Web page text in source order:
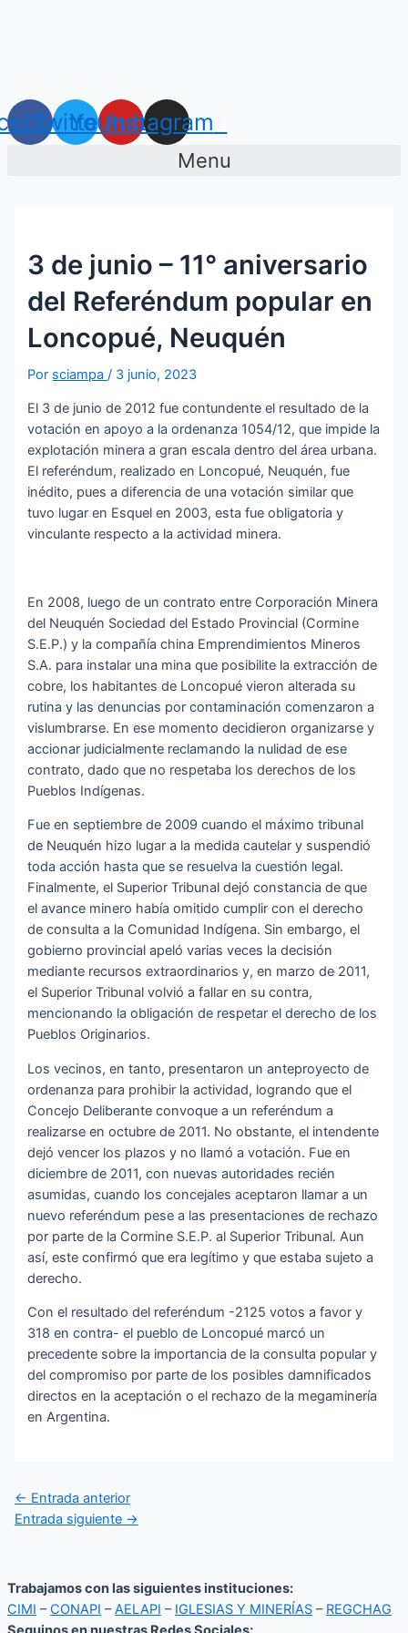
TwitterYoutube
Instagram
Menu
3 de junio – 11° aniversario
del Referéndum popular en
Loncopué, Neuquén
Por sciampa/ 3 junio, 2023
El 3 de junio de 2012 fue contundente el resultado de la
votación en apoyo a la ordenanza 1054/12, que impide la
explotación minera a gran escala dentro del área urbana.
El referéndum, realizado en Loncopué, Neuquén, fue
inédito, pues a diferencia de una votación similar que
tuvo lugar en Esquel en 2003, esta fue obligatoria y
vinculante respecto a la actividad minera.
En 2008, luego de un contrato entre Corporación Minera
del Neuquén Sociedad del Estado Provincial (Cormine
S.E.P.) y la compañía china Emprendimientos Mineros
S.A. para instalar una mina que posibilite la extracción de
cobre, los habitantes de Loncopué vieron alterada su
rutina y las denuncias por contaminación comenzaron a
vislumbrarse. En ese momento decidieron organizarse y
accionar judicialmente reclamando la nulidad de ese
contrato, dado que no respetaba los derechos de los
Pueblos Indígenas.
Fue en septiembre de 2009 cuando el máximo tribunal
de Neuquén hizo lugar a la medida cautelar y suspendió
toda acción hasta que se resuelva la cuestión legal.
Finalmente, el Superior Tribunal dejó constancia de que
el avance minero había omitido cumplir con el derecho
de consulta a la Comunidad Indígena. Sin embargo, el
gobierno provincial apeló varias veces la decisión
mediante recursos extraordinarios y, en marzo de 2011,
el Superior Tribunal volvió a fallar en su contra,
mencionando la obligación de respetar el derecho de los
Pueblos Originarios.
Los vecinos, en tanto, presentaron un anteproyecto de
ordenanza para prohibir la actividad, logrando que el
Concejo Deliberante convoque a un referéndum a
realizarse en octubre de 2011. No obstante, el intendente
dejó vencer los plazos y no llamó a votación. Fue en
diciembre de 2011, con nuevas autoridades recién
asumidas, cuando los concejales aceptaron llamar a un
nuevo referéndum pese a las presentaciones de rechazo
por parte de la Cormine S.E.P. al Superior Tribunal. Aun
así, este confirmó que era legítimo y que estaba sujeto a
derecho.
Con el resultado del referéndum -2125 votos a favor y
318 en contra- el pueblo de Loncopué marcó un
precedente sobre la importancia de la consulta popular y
del compromiso por parte de los posibles damnificados
directos en la aceptación o el rechazo de la megaminería
en Argentina.
← Entrada anterior
Entrada siguiente →
Trabajamos con las siguientes instituciones:
CIMI –CONAPI –AELAPI – IGLESIAS Y MINERÍAS – REGCHAG